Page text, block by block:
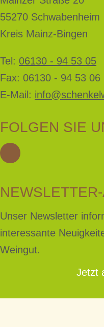
55270 Schwabenheim
Kreis Mainz-Bingen
Tel: 06130 - 94 53 05
Fax: 06130 - 94 53 06
E-Mail:
FOLGEN SIE
Unser Newsletter
interessante
Weingut.
Jetzt